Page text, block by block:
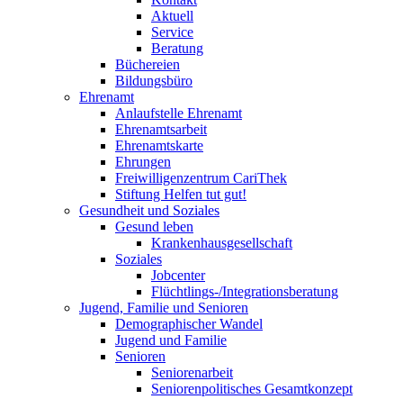
Aktuell
Service
Beratung
Büchereien
Bildungsbüro
Ehrenamt
Anlaufstelle Ehrenamt
Ehrenamtsarbeit
Ehrenamtskarte
Ehrungen
Freiwilligenzentrum CariThek
Stiftung Helfen tut gut!
Gesundheit und Soziales
Gesund leben
Krankenhausgesellschaft
Soziales
Jobcenter
Flüchtlings-/Integrationsberatung
Jugend, Familie und Senioren
Demographischer Wandel
Jugend und Familie
Senioren
Seniorenarbeit
Seniorenpolitisches Gesamtkonzept